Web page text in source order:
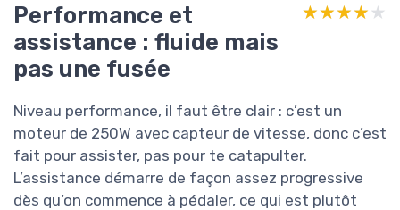
Performance et
assistance : fluide mais
pas une fusée
★★★★★
★★★★★
Niveau performance, il faut être clair : c’est un
moteur de 250W avec capteur de vitesse, donc c’est
fait pour assister, pas pour te catapulter.
L’assistance démarre de façon assez progressive
dès qu’on commence à pédaler, ce qui est plutôt